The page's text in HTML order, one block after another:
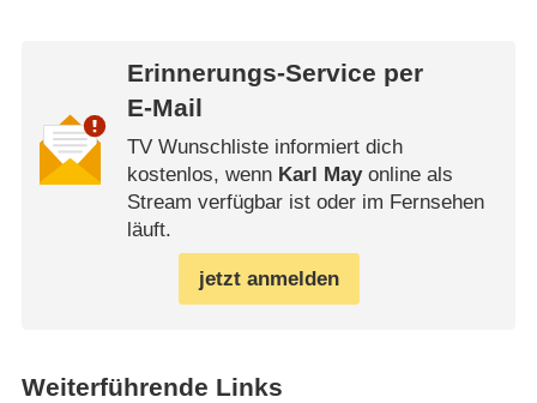
Erinnerungs-Service per
E-Mail
TV Wunschliste informiert dich
kostenlos, wenn Karl Mayonline als
Stream verfügbar ist oder im Fernsehen
läuft.
jetzt anmelden
Weiterführende Links